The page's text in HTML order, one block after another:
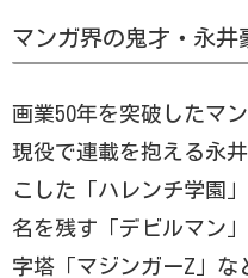
マンガ界の鬼才・永井
画業50年を突破したマ
現役で連載を抱える永
こした「ハレンチ学園
名を残す「デビルマン
字塔「マジンガーZ」な